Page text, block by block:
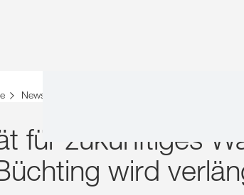
News 2026 Kontinuität für zukünftiges
für zukünftiges
wird